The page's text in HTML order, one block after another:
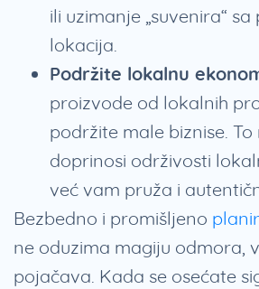
ili uzimanje „suvenira“
lokacija.
Podržite lokalnu
proizvode od lokalnih
podržite male biznise.
doprinosi održivosti
već vam pruža i
Bezbedno i promišljeno
ne oduzima magiju odmora,
pojačava. Kada se osećate